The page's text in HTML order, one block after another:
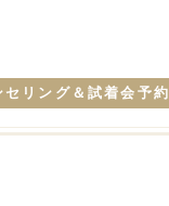
セリング＆試着会予約